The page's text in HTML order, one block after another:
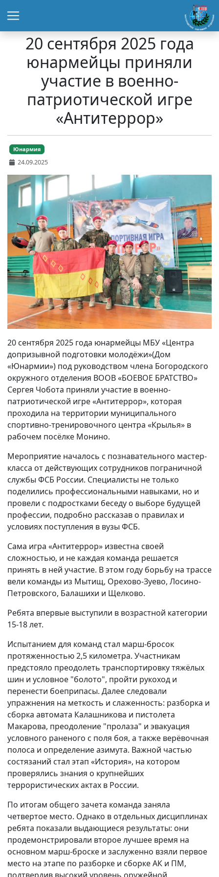
20 сентября 2025 года
юнармейцы приняли
участие в военно-
патриотической игре
«Антитеррор»
Юнармия
24.09.2025
20 сентября 2025 года юнармейцы МБУ «Центра
допризывной подготовки молодёжи»(Дом
«Юнармии») под руководством члена Богородского
окружного отделения ВООВ «БОЕВОЕ БРАТСТВО»
Сергея Чобота приняли участие в военно-
патриотической игре «Антитеррор», которая
проходила на территории муниципального
спортивно-тренировочного центра «Крылья» в
рабочем посёлке Монино.
Мероприятие началось с познавательного мастер-
класса от действующих сотрудников пограничной
службы ФСБ России. Специалисты не только
поделились профессиональными навыками, но и
провели с подростками беседу о выборе будущей
профессии, подробно рассказав о правилах и
условиях поступления в вузы ФСБ.
Сама игра «Антитеррор» известна своей
сложностью, и не каждая команда решается
принять в ней участие. В этом году борьбу на трассе
вели команды из Мытищ, Орехово-Зуево, Лосино-
Петровского, Балашихи и Щелково.
Ребята впервые выступили в возрастной категории
15-18 лет.
Испытанием для команд стал марш-бросок
протяженностью 2,5 километра. Участникам
предстояло преодолеть транспортировку тяжёлых
шин и условное "болото", пройти рукоход и
перенести боеприпасы. Далее следовали
упражнения на меткость и слаженность: разборка и
сборка автомата Калашникова и пистолета
Макарова, преодоление "пролаза" и эвакуация
условного раненого с поля боя, а также верёвочная
полоса и определение азимута. Важной частью
состязаний стал этап «История», на котором
проверялись знания о крупнейших
террористических актах в России.
По итогам общего зачета команда заняла
четвертое место. Однако в отдельных дисциплинах
ребята показали выдающиеся результаты: они
продемонстрировали второе лучшее время на
основном марш-броске и заслуженно взяли первое
место на этапе по разборке и сборке АК и ПМ,
подтвердив высокий уровень оружейной